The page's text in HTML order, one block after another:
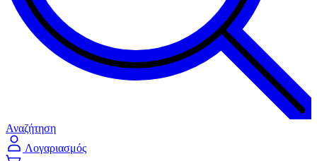
Αναζήτηση
Λογαριασμός